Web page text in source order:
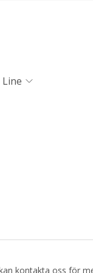
Line
kontakta oss för